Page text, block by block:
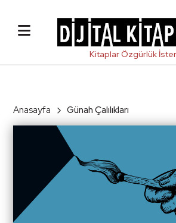
Anasayfa Günah Çalılıkları